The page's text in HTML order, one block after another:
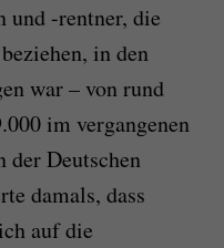
und -rentner, die
in den
war – von rund
im vergangenen
der Deutschen
damals, dass
auf die